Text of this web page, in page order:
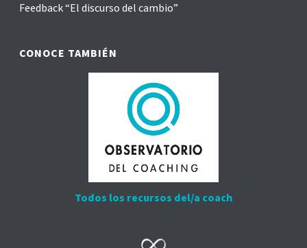
Feedback “El discurso del cambio”
CONOCE TAMBIÉN
Todos los recursos del/a coach